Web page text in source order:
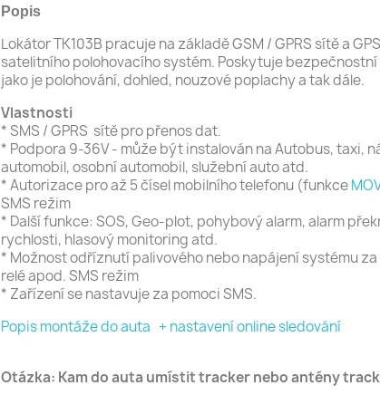
Popis
Lokátor TK103B pracujena základěGSM / GPRS sítě aGPS
satelitníhopolohovacího systém. Poskytuje bezpečnostní
jako jepolohování, dohled, nouzové poplachy atak dále.
Vlastnosti
*SMS / GPRS sítěpro přenos dat.
* Podpora 9-36V- můžebýt instalován naAutobus, taxi,
automobil, osobníautomobil, služebníautoatd.
* Autorizace pro až 5čísel mobilního telefonu (funkce
SMS režim
* Další funkce: SOS,Geo-plot, pohybovýalarm,alarm
rychlosti, hlasovýmonitoringatd.
* Možnost odříznutípalivového nebo napájení systému
relé apod.SMS režim
* Zařízení se nastavuje za pomoci SMS.
Popis montáže do auta + nastavení online sledování
Otázka: Kam do auta umístit tracker nebo antény